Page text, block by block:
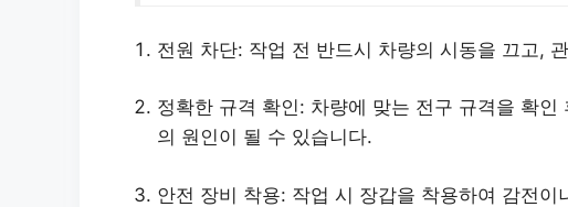
전원 차단: 작업 전 반드시 차량의 시동을 끄고,
정확한 규격 확인: 차량에 맞는 전구 규격을 확
의 원인이 될 수 있습니다.
안전 장비 착용: 작업 시 장갑을 착용하여 감전이